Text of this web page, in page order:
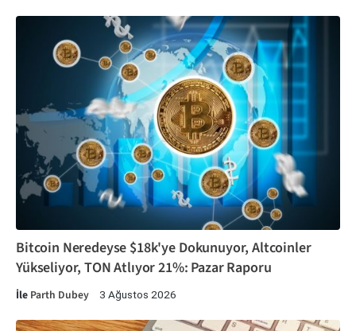
Bitcoin Neredeyse $18k'ye Dokunuyor, Altcoinler
Yükseliyor, TON Atlıyor 21%: Pazar Raporu
İle Parth Dubey 3 Ağustos 2026